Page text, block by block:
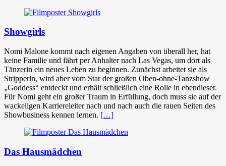
Showgirls
Nomi Malone kommt nach eigenen Angaben von überall her, hat
keine Familie und fährt per Anhalter nach Las Vegas, um dort als
Tänzerin ein neues Leben zu beginnen. Zunächst arbeitet sie als
Stripperin, wird aber vom Star der großen Oben-ohne-Tanzshow
„Goddess“ entdeckt und erhält schließlich eine Rolle in ebendieser.
Für Nomi geht ein großer Traum in Erfüllung, doch muss sie auf der
wackeligen Karriereleiter nach und nach auch die rauen Seiten des
Showbusiness kennen lernen. […]
Das Hausmädchen